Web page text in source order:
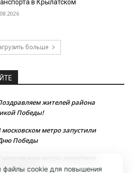
в Крылатском
больше
жителей района
Победы!
московском метро запустили
Победы
московском метро запустили
Победы
файлы cookie для повышения